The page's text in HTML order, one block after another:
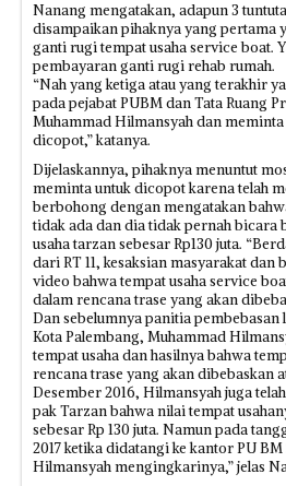
Nanang mengatakan, adapun 3
disampaikan pihaknya yang pertama
ganti rugi tempat usaha service boat.
pembayaran ganti rugi rehab rumah.
“Nah yang ketiga atau yang terakhir
pada pejabat PUBM dan Tata Ruang
Muhammad Hilmansyah dan
dicopot,” katanya.
Dijelaskannya, pihaknya menuntut
meminta untuk dicopot karena telah
berbohong dengan mengatakan
tidak ada dan dia tidak pernah bicara
usaha tarzan sebesar Rp130 juta.
dari RT 11, kesaksian masyarakat
video bahwa tempat usaha service
dalam rencana trase yang akan
Dan sebelumnya panitia pembebasan
Kota Palembang, Muhammad
tempat usaha dan hasilnya bahwa
rencana trase yang akan dibebaskan
Desember 2016, Hilmansyah juga
pak Tarzan bahwa nilai tempat
sebesar Rp 130 juta. Namun pada
2017 ketika didatangi ke kantor PU
Hilmansyah mengingkarinya,” jelas